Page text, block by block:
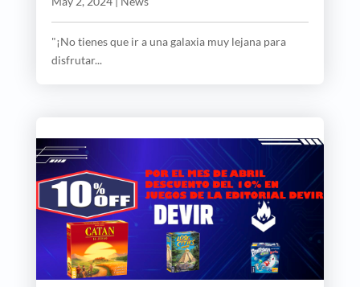
"¡No tienes que ir a una galaxia muy lejana para
disfrutar...